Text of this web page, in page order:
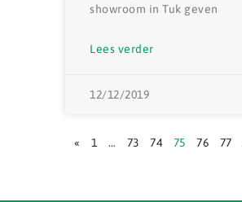
showroom in Tuk geven
Lees verder
12/12/2019
« 1 … 73 74 75 76 77